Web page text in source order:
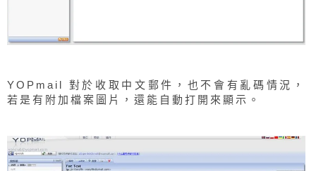
YOPmail 對於收取中文郵件，也不會有亂碼情況，
若是有附加檔案圖片，還能自動打開來顯示。